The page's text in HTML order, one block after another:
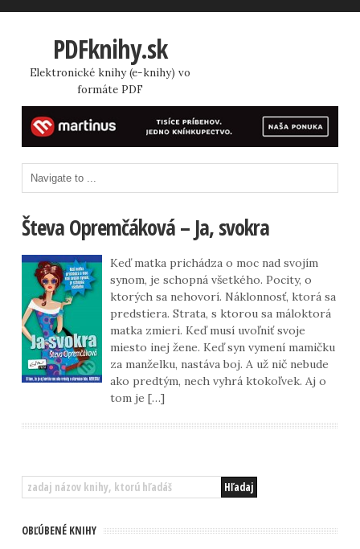
PDFknihy.sk
Elektronické knihy (e-knihy) vo
formáte PDF
Števa Opremčáková – Ja, svokra
Keď matka prichádza o moc nad svojím
synom, je schopná všetkého. Pocity, o
ktorých sa nehovorí. Náklonnosť, ktorá sa
predstiera. Strata, s ktorou sa máloktorá
matka zmieri. Keď musí uvoľniť svoje
miesto inej žene. Keď syn vymení mamičku
za manželku, nastáva boj. A už nič nebude
ako predtým, nech vyhrá ktokoľvek. Aj o
tom je […]
OBĽÚBENÉ KNIHY